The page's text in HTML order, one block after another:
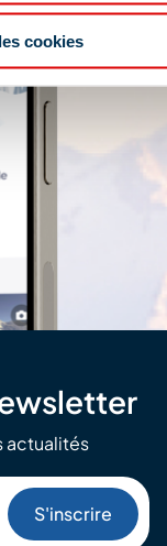
cookies
actualités